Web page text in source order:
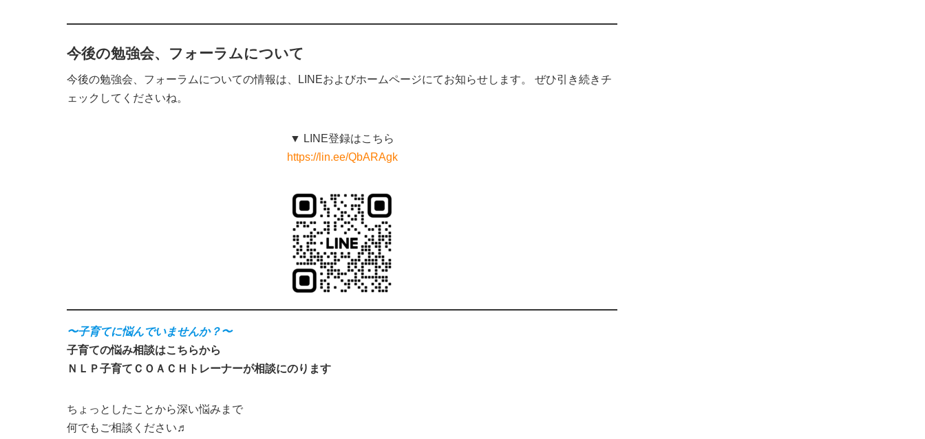
今後の勉強会、フォーラムについて
今後の勉強会、フォーラムについての情報は、LINEおよびホームページにてお知らせします。 ぜひ引き続きチ
ェックしてくださいね。
▼ LINE登録はこちら
https://lin.ee/QbARAgk
〜子育てに悩んでいませんか？〜
子育ての悩み相談はこちらから
ＮＬＰ子育てＣＯＡＣＨトレーナーが相談にのります
ちょっとしたことから深い悩みまで
何でもご相談ください♬